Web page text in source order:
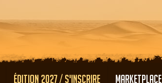
ÉDITION 2027 / S'INSCRIRE MARKETPLACE